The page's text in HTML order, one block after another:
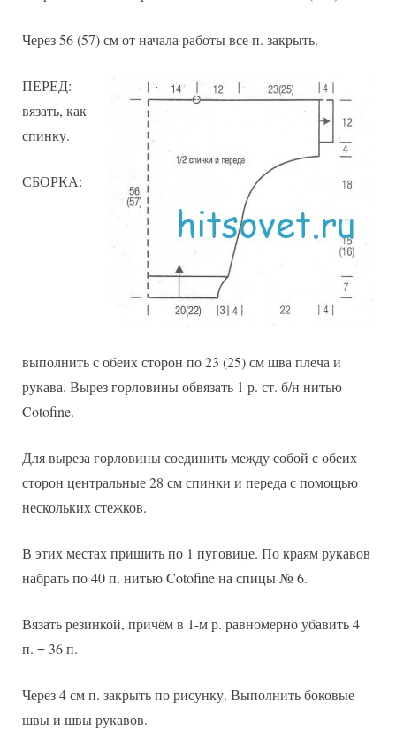
Через 56 (57) см от начала работы все п. закрыть.
ПЕРЕД:
вязать, как
спинку.
СБОРКА:
выполнить с обеих сторон по 23 (25) см шва плеча и
рукава. Вырез горловины обвязать 1 р. ст. б/н нитью
Cotofine.
Для выреза горловины соединить между собой с обеих
сторон центральные 28 см спинки и переда с помощью
нескольких стежков.
В этих местах пришить по 1 пуговице. По краям рукавов
набрать по 40 п. нитью Cotofine на спицы № 6.
Вязать резинкой, причём в 1-м р. равномерно убавить 4
п. = 36 п.
Через 4 см п. закрыть по рисунку. Выполнить боковые
швы и швы рукавов.